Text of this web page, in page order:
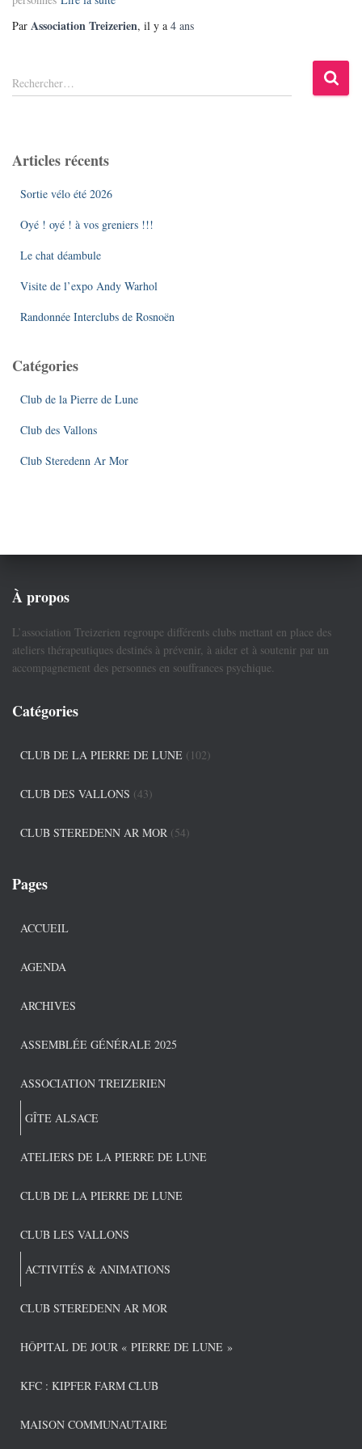
Par Association Treizerien, il y a 4 ans
R
e
r
Rechercher…
Articles récents
Sortie vélo été 2026
Oyé ! oyé ! à vos greniers !!!
Le chat déambule
Visite de l’expo Andy Warhol
Randonnée Interclubs de Rosnoën
Catégories
Club de la Pierre de Lune
Club des Vallons
Club Steredenn Ar Mor
À propos
L’association Treizerien regroupe différents clubs mettant en place des
ateliers thérapeutiques destinés à prévenir, à aider et à soutenir par un
accompagnement des personnes en souffrances psychique.
Catégories
CLUB DE LA PIERRE DE LUNE (102)
CLUB DES VALLONS (43)
CLUB STEREDENN AR MOR (54)
Pages
ACCUEIL
AGENDA
ARCHIVES
ASSEMBLÉE GÉNÉRALE 2025
ASSOCIATION TREIZERIEN
GÎTE ALSACE
ATELIERS DE LA PIERRE DE LUNE
CLUB DE LA PIERRE DE LUNE
CLUB LES VALLONS
ACTIVITÉS & ANIMATIONS
CLUB STEREDENN AR MOR
HÔPITAL DE JOUR « PIERRE DE LUNE »
KFC : KIPFER FARM CLUB
MAISON COMMUNAUTAIRE